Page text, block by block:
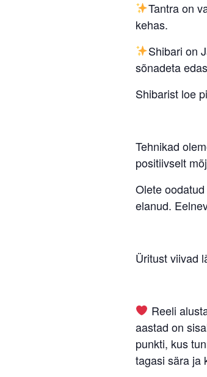
Tantra on
kehas.
Shibari on
sõnadeta
Shibarist loe
Tehnikad
positiivselt
Olete
elanud.
Üritust viivad
Reeli
aastad on
punkti, kus
tagasi sära ja